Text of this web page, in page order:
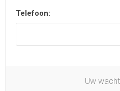
Telefoon:
Uw